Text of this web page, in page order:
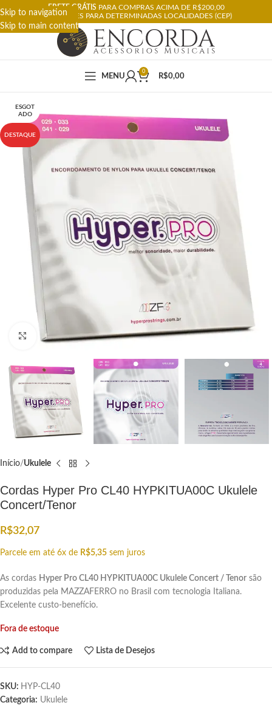
Skip to navigation
Skip to main content
FRETE GRÁTIS PARA COMPRAS ACIMA DE R$200,00
RESTRIÇÕES PARA DETERMINADAS LOCALIDADES (CEP)
MENU
0
R$0,00
ESGOT
ADO
DESTAQUE
Click to enlarge
Início Ukulele
Cordas Hyper Pro CL40 HYPKITUA00C Ukulele
Concert/Tenor
R$32,07
Parcele em até 6x de R$5,35 sem juros
As cordas Hyper Pro CL40 HYPKITUA00C Ukulele Concert / Tenor são
produzidas pela MAZZAFERRO no Brasil com tecnologia Italiana.
Excelente custo-benefício.
Fora de estoque
Add to compare Lista de Desejos
SKU: HYP-CL40
Categoria: Ukulele